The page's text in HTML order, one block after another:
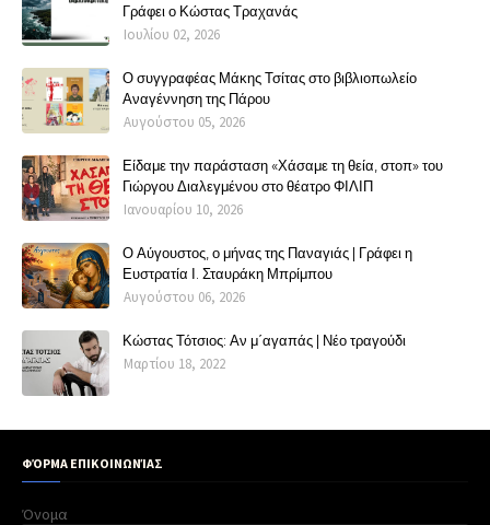
Γράφει ο Κώστας Τραχανάς
Ιουλίου 02, 2026
Ο συγγραφέας Μάκης Τσίτας στο βιβλιοπωλείο
Αναγέννηση της Πάρου
Αυγούστου 05, 2026
Είδαμε την παράσταση «Χάσαμε τη θεία, στοπ» του
Γιώργου Διαλεγμένου στο θέατρο ΦΙΛΙΠ
Ιανουαρίου 10, 2026
Ο Αύγουστος, ο μήνας της Παναγιάς | Γράφει η
Ευστρατία Ι. Σταυράκη Μπρίμπου
Αυγούστου 06, 2026
Κώστας Τότσιος: Αν μ΄αγαπάς | Νέο τραγούδι
Μαρτίου 18, 2022
ΦΌΡΜΑ ΕΠΙΚΟΙΝΩΝΊΑΣ
Όνομα